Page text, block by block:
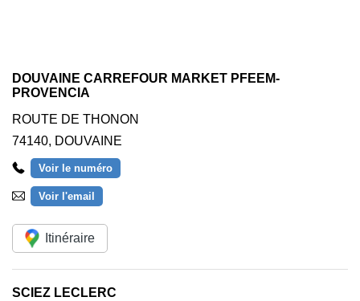
DOUVAINE CARREFOUR MARKET PFEEM-
PROVENCIA
ROUTE DE THONON
74140, DOUVAINE
Voir le numéro
Voir l'email
Itinéraire
SCIEZ LECLERC